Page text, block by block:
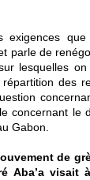
exigences
parle de
lesquelles
des
concernant le
Gabon.
de
Aba’a visait